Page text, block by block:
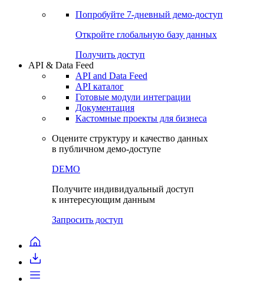
Попробуйте 7-дневный демо-доступ
Откройте глобальную базу данных
Получить доступ
API & Data Feed
API and Data Feed
API каталог
Готовые модули интеграции
Документация
Кастомные проекты для бизнеса
Оцените структуру и качество данных
в публичном демо-доступе
DEMO
Получите индивидуальный доступ
к интересующим данным
Запросить доступ